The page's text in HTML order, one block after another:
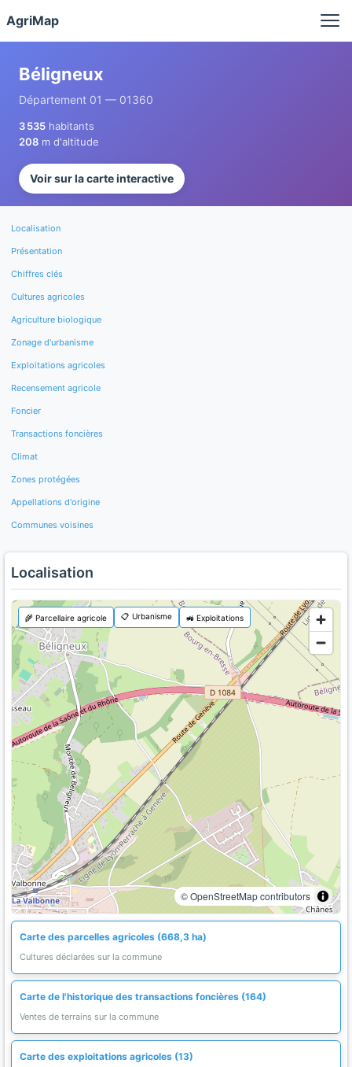
AgriMap
Béligneux
Département 01 — 01360
3 535 habitants
208 m d'altitude
Voir sur la carte interactive
Localisation
Présentation
Chiffres clés
Cultures agricoles
Agriculture biologique
Zonage d'urbanisme
Exploitations agricoles
Recensement agricole
Foncier
Transactions foncières
Climat
Zones protégées
Appellations d'origine
Communes voisines
Localisation
© OpenStreetMap contributors
🌾 Parcellaire agricole 📋 Urbanisme 🚜 Exploitations
Carte des parcelles agricoles (668,3 ha)
Cultures déclarées sur la commune
Carte de l'historique des transactions foncières (164)
Ventes de terrains sur la commune
Carte des exploitations agricoles (13)